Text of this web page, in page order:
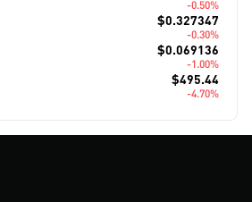
-0.50%
$0.327347
-0.30%
$0.069136
-1.00%
$495.44
-4.70%